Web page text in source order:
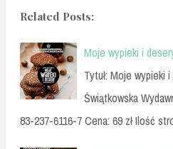
Related Posts:
Moje wypieki i
Tytuł: Moje wypieki
Świątkowska
83-237-6116-7 Cena: 69 zł Ilość